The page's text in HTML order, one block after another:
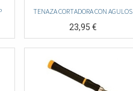
TENAZA CORTADORA CON AGULOS
23,95€